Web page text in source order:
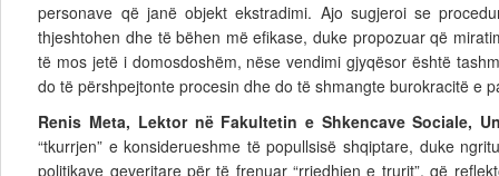
personave që janë objekt ekstradimi. Ajo sugjeroi se
thjeshtohen dhe të bëhen më efikase, duke propozuar që
të mos jetë i domosdoshëm, nëse vendimi gjyqësor është
do të përshpejtonte procesin dhe do të shmangte burokracitë e
Renis Meta, Lektor në Fakultetin e Shkencave Sociale,
“tkurrjen” e konsiderueshme të popullsisë shqiptare, duke
politikave qeveritare për të frenuar “rrjedhjen e trurit”, që